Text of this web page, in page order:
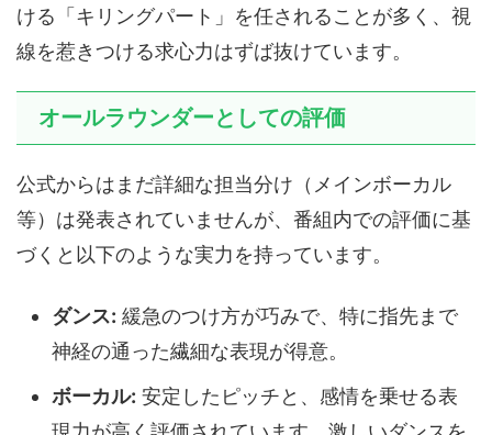
ける「キリングパート」を任されることが多く、視
線を惹きつける求心力はずば抜けています。
オールラウンダーとしての評価
公式からはまだ詳細な担当分け（メインボーカル
等）は発表されていませんが、番組内での評価に基
づくと以下のような実力を持っています。
ダンス: 緩急のつけ方が巧みで、特に指先まで
神経の通った繊細な表現が得意。
ボーカル: 安定したピッチと、感情を乗せる表